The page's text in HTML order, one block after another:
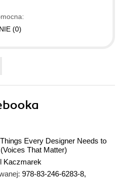
NIE (0)
Every Designer Needs to
That Matter)
Kaczmarek
978-83-246-6283-8,